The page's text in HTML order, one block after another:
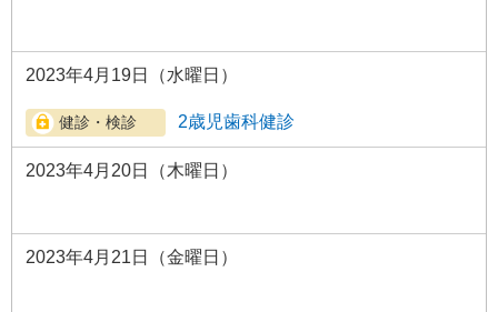
2023年4月19日（水曜日）
2歳児歯科健診
2023年4月20日（木曜日）
2023年4月21日（金曜日）